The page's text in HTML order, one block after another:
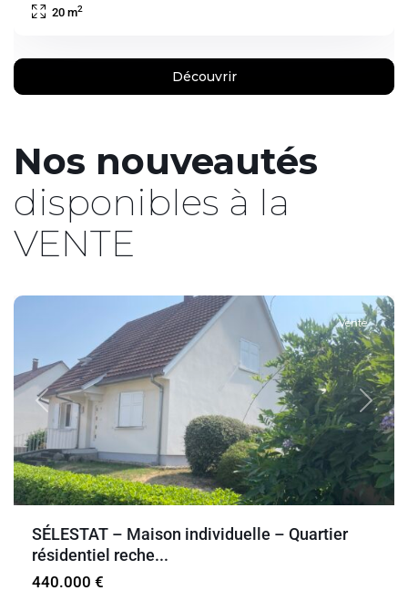
20 m2
Découvrir
Nos nouveautés
disponibles à la
VENTE
Previous Next
Vente
SÉLESTAT – Maison individuelle – Quartier
résidentiel reche...
440.000 €